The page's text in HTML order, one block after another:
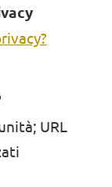
URL